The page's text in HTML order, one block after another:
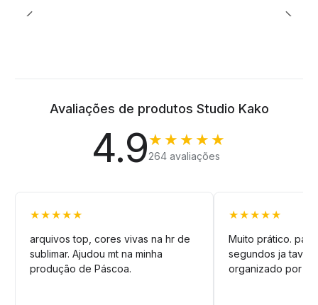
Avaliações de produtos Studio Kako
4.9★★★★★
264 avaliações
★★★★★
arquivos top, cores vivas na hr de
sublimar. Ajudou mt na minha
produção de Páscoa.
★★★★★
Muito prático.
segundos ja tava
organizado por